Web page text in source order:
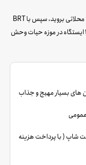
با مترو خط ۳ تا ایستگاه شهید محلاتی بروید، سپس با BRT
خط «شهرک قائم – تجریش» سوار شده و پس از ۱۰ ایستگاه در موزه حیات وحش
بسیار مهیج و جذاب
شاپ ( با پرداخت هزینه